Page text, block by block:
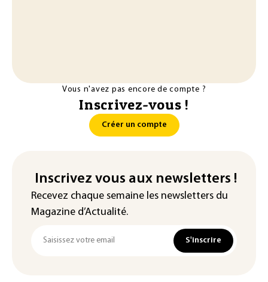
Vous n'avez pas encore de compte ?
Inscrivez-vous !
Créer un compte
Inscrivez vous aux newsletters !
Recevez chaque semaine les newsletters du
Magazine d’Actualité.
S'inscrire